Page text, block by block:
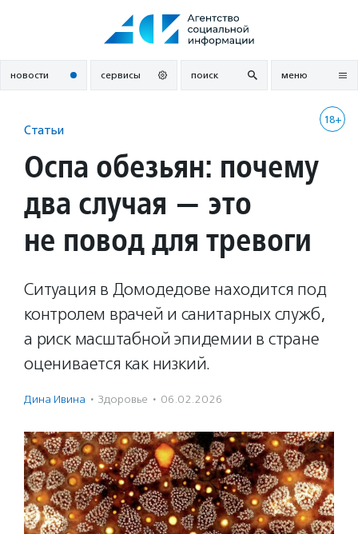
новости сервисы поиск меню
18+
Статьи
Оспа обезьян: почему
два случая — это
не повод для тревоги
Ситуация в Домодедове находится под
контролем врачей и санитарных служб,
а риск масштабной эпидемии в стране
оценивается как низкий.
Дина Ивина · Здоровье · 06.02.2026